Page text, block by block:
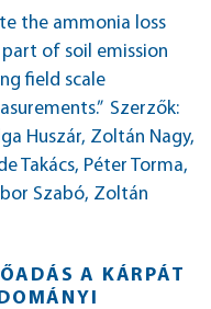
the ammonia loss
of soil emission
field scale
Szerzők:
Huszár, Zoltán Nagy,
Takács, Péter Torma,
Szabó, Zoltán
A KÁRPÁT